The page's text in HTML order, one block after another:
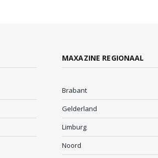
MAXAZINE REGIONAAL
Brabant
Gelderland
Limburg
Noord